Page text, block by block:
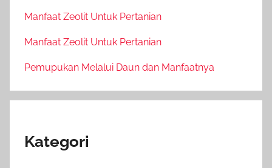
Manfaat Zeolit Untuk Pertanian
Manfaat Zeolit Untuk Pertanian
Pemupukan Melalui Daun dan Manfaatnya
Kategori